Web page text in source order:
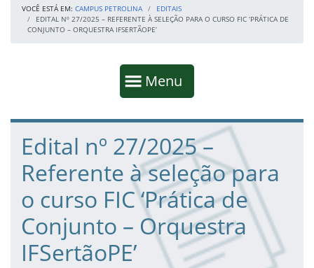
VOCÊ ESTÁ EM: CAMPUS PETROLINA
EDITAIS
EDITAL Nº 27/2025 – REFERENTE À SELEÇÃO PARA O CURSO FIC ‘PRÁTICA DE
CONJUNTO – ORQUESTRA IFSERTÃOPE’
Mostrar
Menu
Fim da navegação
Início do conteúdo
Edital nº 27/2025 –
Referente à seleção para
o curso FIC ‘Prática de
Conjunto – Orquestra
IFSertãoPE’